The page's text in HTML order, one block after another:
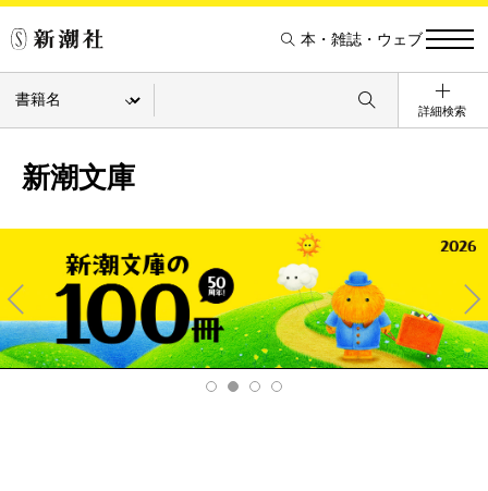
本・雑誌・ウェブ
詳細検索
新潮文庫
Pre
v
Ne
xt